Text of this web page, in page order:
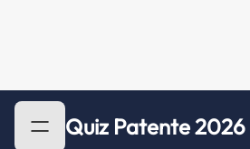
Quiz Patente 2026